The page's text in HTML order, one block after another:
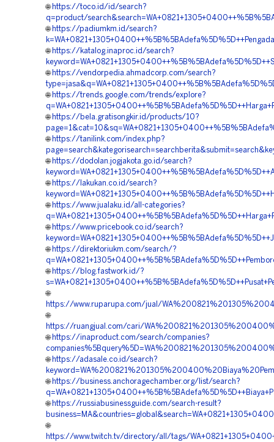
🌐 https://toco.id/id/search?
q=product/
🌐 https://padiumkm.id/search?
🌐 https://katalog.inaproc.id/search?
🌐 https://vendorpedia.ahmadcorp.com/search?
🌐 https://trends.google.com/trends/explore?
🌐 https://bela.gratisongkir.id/products/10?
🌐 https://tanilink.com/index.php?
🌐 https://dodolan.jogjakota.go.id/search?
🌐 https://lakukan.co.id/search?
🌐 https://www.jualaku.id/all-categories?
🌐 https://www.pricebook.co.id/search?
🌐 https://direktoriukm.com/search/?
🌐 https://blog.fastwork.id/?
🌐
https://www.ruparupa.com/jual/
🌐
https://ruangjual.com/cari/
🌐 https://inaproduct.com/search/companies?
🌐 https://adasale.co.id/search?
🌐 https://business.anchoragechamber.org/list/search?
🌐 https://russiabusinessguide.com/search-result?
🌐
https://www.twitch.tv/directory/all/tags/